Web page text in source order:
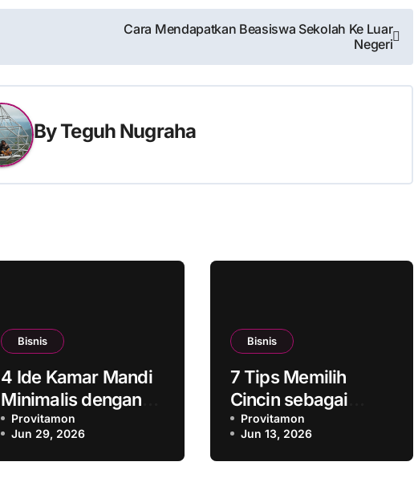
Cara Mendapatkan Beasiswa Sekolah Ke Luar
Negeri
ByTeguh Nugraha
Bisnis
4 Ide Kamar Mandi
Minimalis dengan
Konsep yang Lebih
Modern
Provitamon
Jun 29, 2026
Bisnis
7 Tips Memilih
Cincin sebagai
Kado Ulang Tahun
untuk Sahabat
Provitamon
Jun 13, 2026